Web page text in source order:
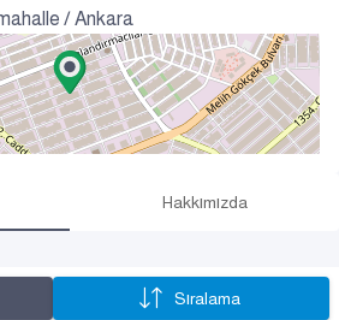
/ Ankara
Hakkımızda
Sıralama